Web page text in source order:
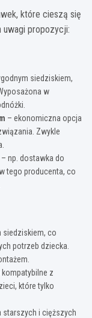
które cieszą się
uwagi propozycji:
siedziskiem,
w
– ekonomiczna opcja
Zwykle
– np. dostawka do
tego producenta, co
siedziskiem, co
potrzeb dziecka.
z
które tylko
i cięższych